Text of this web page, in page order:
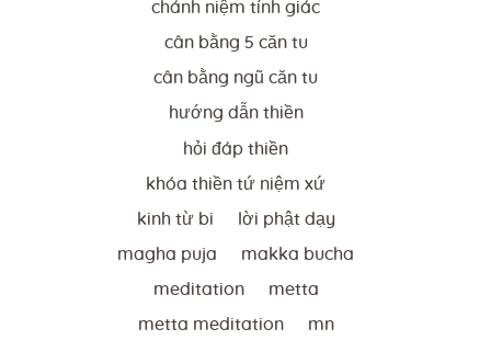
chánh niệm tỉnh giác
cân bằng 5 căn tu
cân bằng ngũ căn tu
hướng dẫn thiền
hỏi đáp thiền
khóa thiền tứ niệm xứ
kinh từ bi lời phật dạy
magha puja makka bucha
meditation metta
metta meditation mn